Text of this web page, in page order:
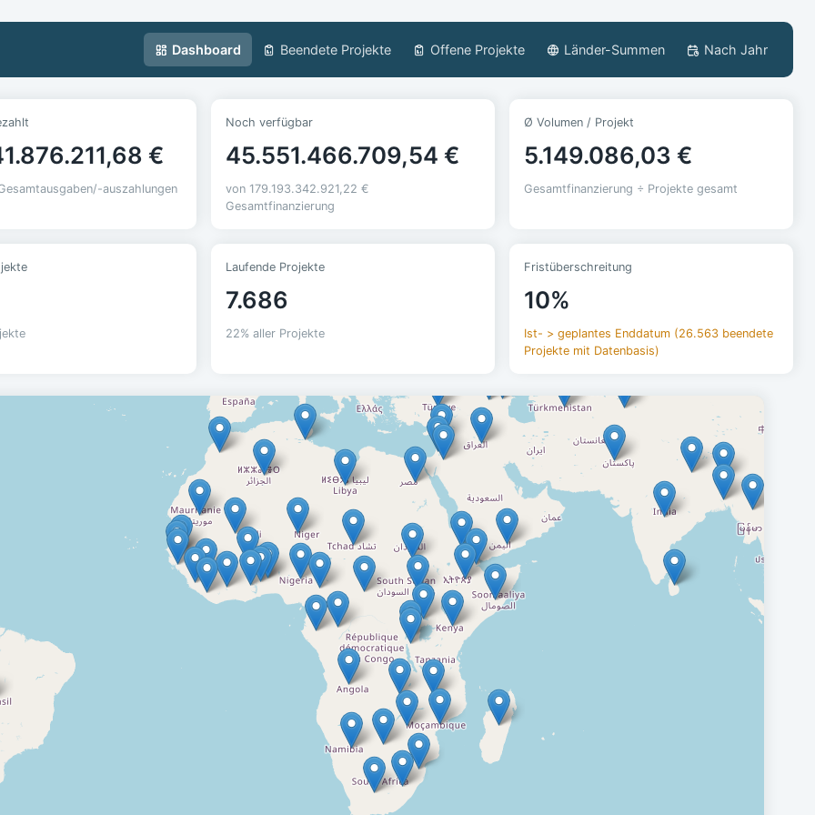
Dashboard Beendete Projekte Offene Projekte Länder-Summen Nach Jahr
€
auszahlungen
Noch verfügbar
45.551.466.709,54 €
von 179.193.342.921,22 €
Gesamtfinanzierung
Ø Volumen / Projekt
5.149.086,03 €
Gesamtfinanzierung ÷ Projekte gesamt
Laufende Projekte
7.686
22% aller Projekte
Fristüberschreitung
10%
Ist- > geplantes Enddatum (26.563 beendete
Projekte mit Datenbasis)